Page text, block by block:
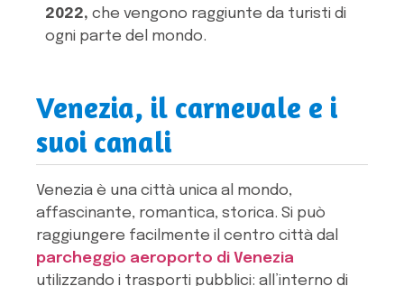
2022, che vengono raggiunte da turisti di
ogni parte del mondo.
Venezia, il carnevale e i
suoi canali
Venezia è una città unica al mondo,
affascinante, romantica, storica. Si può
raggiungere facilmente il centro città dal
parcheggio aeroporto di Venezia
utilizzando i trasporti pubblici: all’interno di